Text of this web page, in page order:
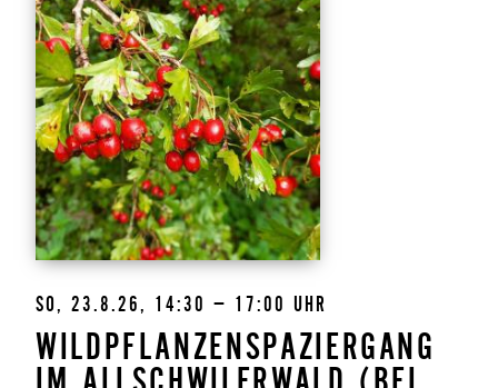
SO, 23.8.26, 14:30 – 17:00 UHR
WILDPFLANZENSPAZIERGANG